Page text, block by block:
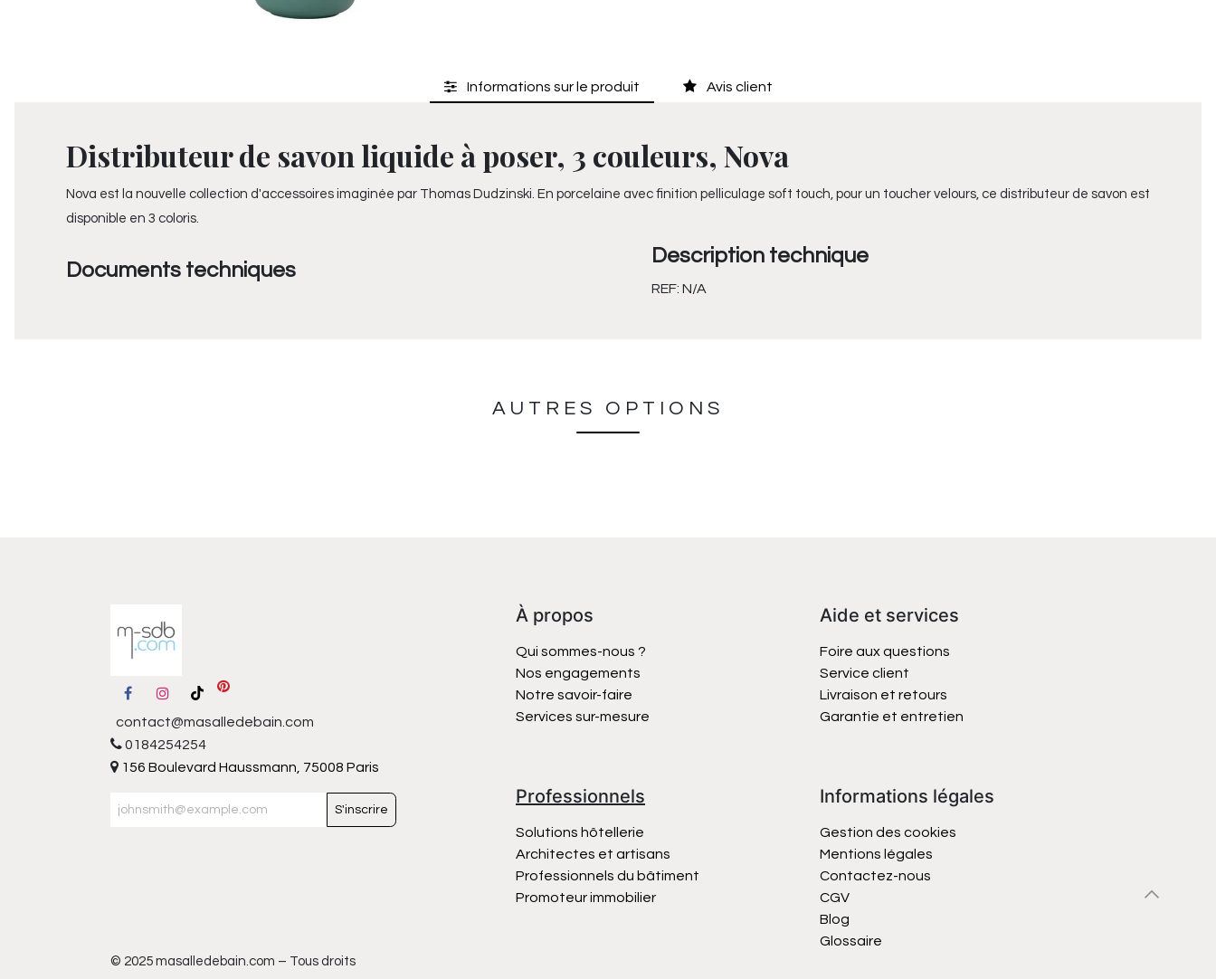
Informations sur le produit Avis client
Distributeur de savon liquide à poser, 3 couleurs, Nova
Nova est la nouvelle collection d'accessoires imaginée par Thomas Dudzinski. En porcelaine avec finition pelliculage soft touch, pour un toucher velours, ce distributeur de savon est
disponible en 3 coloris.
Documents techniques
Description technique
REF: N/A
AUTRES OPTIONS
contact@masalledebain.com
0184254254
156 Boulevard Haussmann, 75008 Paris
S'inscrire
© 2025 masalledebain.com – Tous droits
Professionnels
Solutions hôtellerie
Architectes et artisans
Professionnels du bâtiment
Promoteur immobilier
À propos
Qui sommes-nous ?
Nos engagements
Notre savoir-faire
Services sur-mesure
Aide et services
Foire aux questions
Service client
Livraison et retours
Garantie et entretien
Informations légales
Gestion des cookies
Mentions légales
Contactez-nous
CGV
Blog
Glossaire